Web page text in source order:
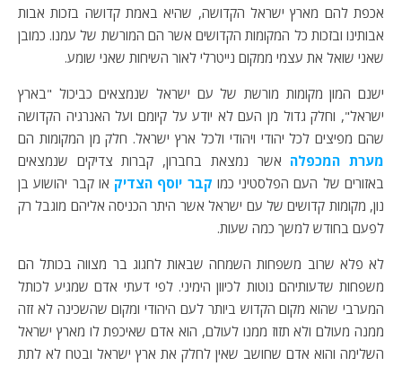
אכפת להם מארץ ישראל הקדושה, שהיא באמת קדושה בזכות אבות
אבותינו ובזכות כל המקומות הקדושים אשר הם המורשת של עמנו. כמובן
שאני שואל את עצמי ממקום נייטרלי לאור השיחות שאני שומע.
ישנם המון מקומות מורשת של עם ישראל שנמצאים כביכול "בארץ
ישראל", וחלק גדול מן העם לא יודע על קיומם ועל האנרגיה הקדושה
שהם מפיצים לכל יהודי ויהודי ולכל ארץ ישראל. חלק מן המקומות הם
מערת המכפלה אשר נמצאת בחברון, קברות צדיקים שנמצאים
באזורים של העם הפלסטיני כמו קבר יוסף הצדיק או קבר יהושוע בן
נון, מקומות קדושים של עם ישראל אשר היתר הכניסה אליהם מוגבל רק
לפעם בחודש למשך כמה שעות.
לא פלא שרוב משפחות השמחה שבאות לחגוג בר מצווה בכותל הם
משפחות שדעותיהם נוטות לכיוון הימיני. לפי דעתי אדם שמגיע לכותל
המערבי שהוא מקום הקדוש ביותר לעם היהודי ומקום שהשכינה לא זזה
ממנה מעולם ולא תזוז ממנו לעולם, הוא אדם שאיכפת לו מארץ ישראל
השלימה והוא אדם שחושב שאין לחלק את ארץ ישראל ובטח לא לתת